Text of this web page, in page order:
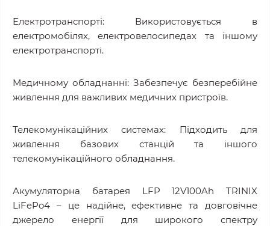
Електротранспорті: Використовується в
електромобілях, електровелосипедах та іншому
електротранспорті.
Медичному обладнанні: Забезпечує безперебійне
живлення для важливих медичних пристроїв.
Телекомунікаційних системах: Підходить для
живлення базових станцій та іншого
телекомунікаційного обладнання.
Акумуляторна батарея LFP 12V100Ah TRINIX
LiFePo4 – це надійне, ефективне та довговічне
джерело енергії для широкого спектру